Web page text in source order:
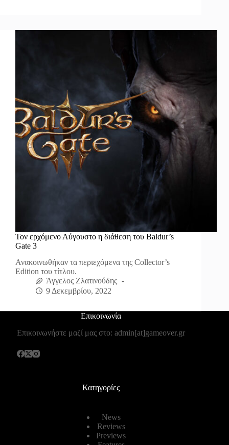
Τον ερχόμενο Αύγουστο η διάθεση του Baldur’s
Gate 3
Ανακοινωθήκαν τα περιεχόμενα της Collector’s
Edition του τίτλου.
Άγγελος Ζλατινούδης
9 Δεκεμβρίου, 2022
Επικοινωνία
Επικοινωνήστε μαζί μας στο: admin[at]gameover.gr
Κατηγορίες
News
Reviews
Previews